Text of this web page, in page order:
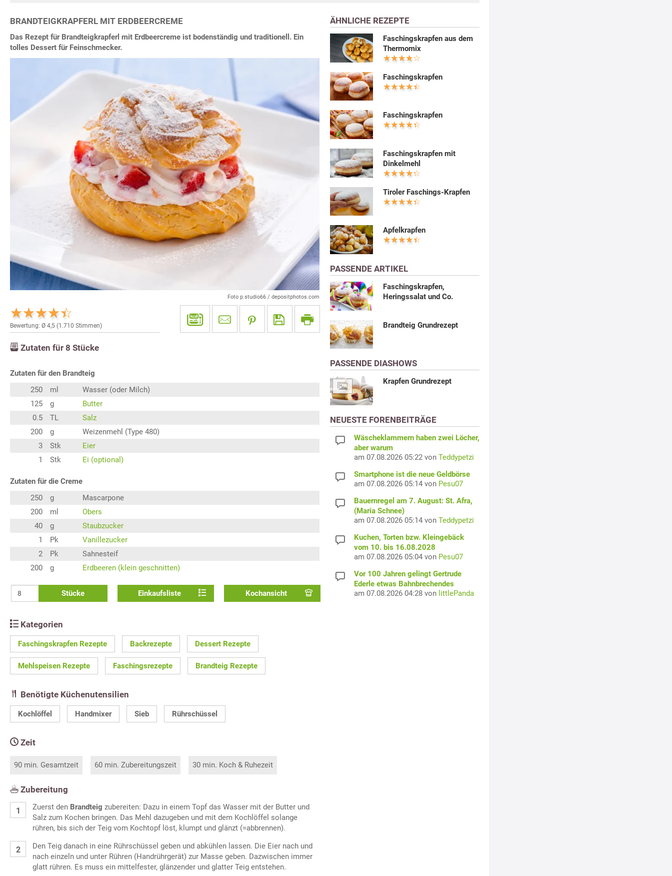
BRANDTEIGKRAPFERL MIT ERDBEERCREME
Das Rezept für Brandteigkrapferl mit Erdbeercreme ist bodenständig und traditionell. Ein
tolles Dessert für Feinschmecker.
Foto p.studio66 / depositphotos.com
Bewertung: Ø 4,5 (1.710 Stimmen)
Zutaten für 8 Stücke
Zutaten für den Brandteig
250
ml
Wasser (oder Milch)
125
g
Butter
0.5
TL
Salz
200
g
Weizenmehl (Type 480)
3
Stk
Eier
1
Stk Ei (optional)
Zutaten für die Creme
250
g
Mascarpone
200
ml
Obers
40
g
Staubzucker
1
Pk
Vanillezucker
2
Pk
Sahnesteif
200
g Erdbeeren (klein geschnitten)
Stücke Einkaufsliste Kochansicht
Kategorien
Faschingskrapfen Rezepte Backrezepte Dessert Rezepte
Mehlspeisen Rezepte Faschingsrezepte Brandteig Rezepte
Benötigte Küchenutensilien
Kochlöffel Handmixer Sieb Rührschüssel
Zeit
90 min. Gesamtzeit 60 min. Zubereitungszeit 30 min. Koch & Ruhezeit
Zubereitung
Zuerst den Brandteig zubereiten: Dazu in einem Topf das Wasser mit der Butter und
Salz zum Kochen bringen. Das Mehl dazugeben und mit dem Kochlöffel solange
rühren, bis sich der Teig vom Kochtopf löst, klumpt und glänzt (=abbrennen).
Den Teig danach in eine Rührschüssel geben und abkühlen lassen. Die Eier nach und
nach einzeln und unter Rühren (Handrührgerät) zur Masse geben. Dazwischen immer
glatt rühren. Es muss ein mittelfester, glänzender und glatter Teig entstehen.
ÄHNLICHE REZEPTE
Faschingskrapfen aus dem
Thermomix
Faschingskrapfen
Faschingskrapfen
Faschingskrapfen mit
Dinkelmehl
Tiroler Faschings-Krapfen
Apfelkrapfen
PASSENDE ARTIKEL
Faschingskrapfen,
Heringssalat und Co.
Brandteig Grundrezept
PASSENDE DIASHOWS
Krapfen Grundrezept
NEUESTE FORENBEITRÄGE
Wäscheklammern haben zwei Löcher,
aber warum
am 07.08.2026 05:22 von Teddypetzi
Smartphone ist die neue Geldbörse
am 07.08.2026 05:14 von Pesu07
Bauernregel am 7. August: St. Afra,
(Maria Schnee)
am 07.08.2026 05:14 von Teddypetzi
Kuchen, Torten bzw. Kleingebäck
vom 10. bis 16.08.2028
am 07.08.2026 05:04 von Pesu07
Vor 100 Jahren gelingt Gertrude
Ederle etwas Bahnbrechendes
am 07.08.2026 04:28 von littlePanda